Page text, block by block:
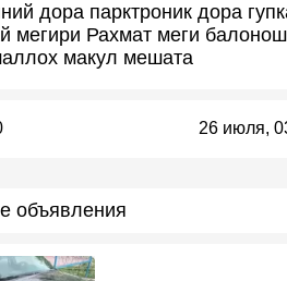
дора парктроник дора
мегири Рахмат меги
макул мешата
26 июля,
объявления